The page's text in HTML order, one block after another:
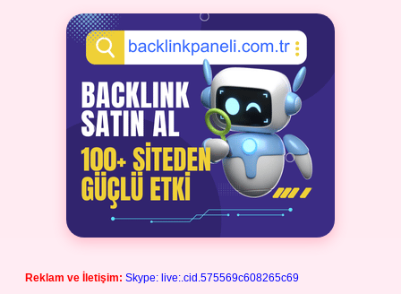
Reklam ve İletişim: Skype: live:.cid.575569c608265c69